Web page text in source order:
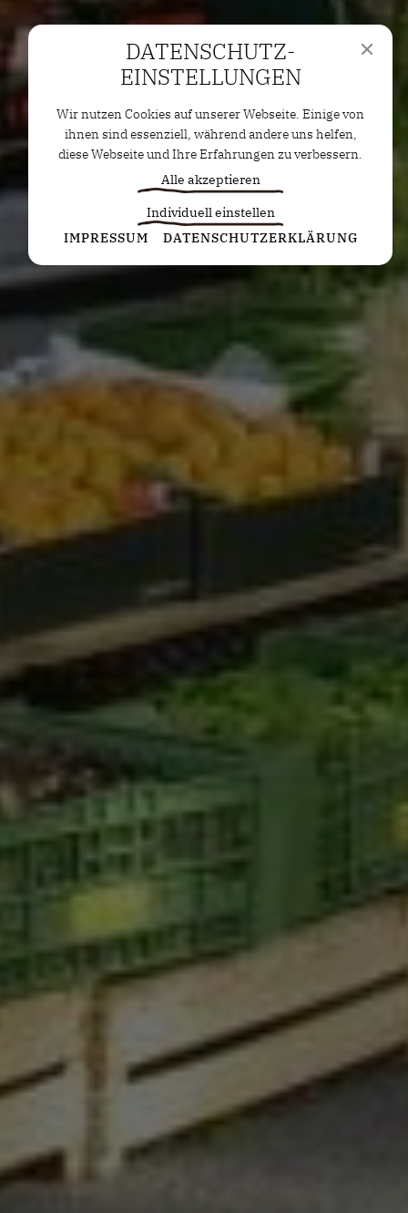
DATENSCHUTZ­
EINSTELLUNGEN
Wir nutzen Cookies auf unserer Webseite. Einige von
ihnen sind essenziell, während andere uns helfen,
diese Webseite und Ihre Erfahrungen zu verbessern.
Alle akzeptieren
Individuell einstellen
Statistiken
Diese Cookies erfassen anonyme Statistiken. Diese
Informationen helfen uns zu verstehen, wie wir
unsere Website noch weiter optimieren können.
Google Analytics
Marketing
Marketing Cookies werden von Drittanbietern oder
Publishern verwendet, um personalisierte
Werbung anzuzeigen. Sie tun dies, indem sie
Google Tag Manager
Wenn Cookies von externen Medien akzeptiert
werden, bedarf der Zugriff auf externe Inhalte
keiner manuellen Zustimmung mehr.
Google Maps
IMPRESSUM DATENSCHUTZERKLÄRUNG